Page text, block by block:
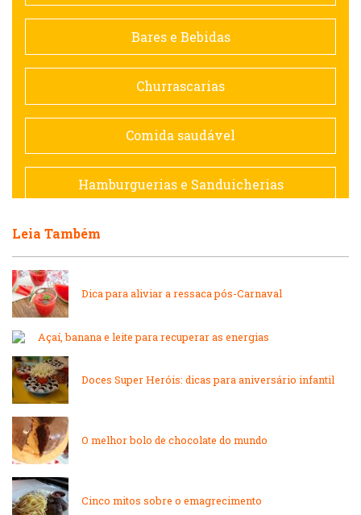
Contemporânea
Doceria
Espanhola
Francesa
Bares e Bebidas
Churrascarias
Comida saudável
Hamburguerias e Sanduicherias
Massas
Padarias e Confeitarias
Leia Também
Dica para aliviar a ressaca pós-Carnaval
Açaí, banana e leite para recuperar as energias
Doces Super Heróis: dicas para aniversário infantil
O melhor bolo de chocolate do mundo
Cinco mitos sobre o emagrecimento